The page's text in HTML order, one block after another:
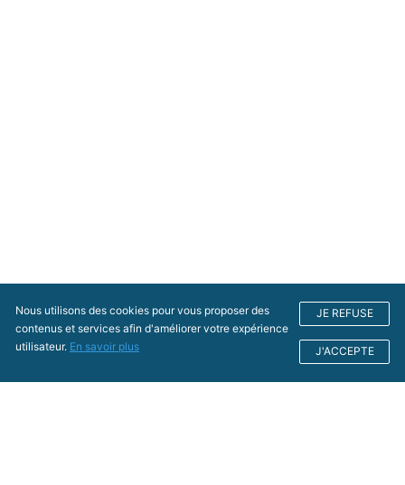
Nous utilisons des cookies pour vous proposer des
contenus et services afin d'améliorer votre expérience
utilisateur. En savoir plus
JE REFUSE
J'ACCEPTE